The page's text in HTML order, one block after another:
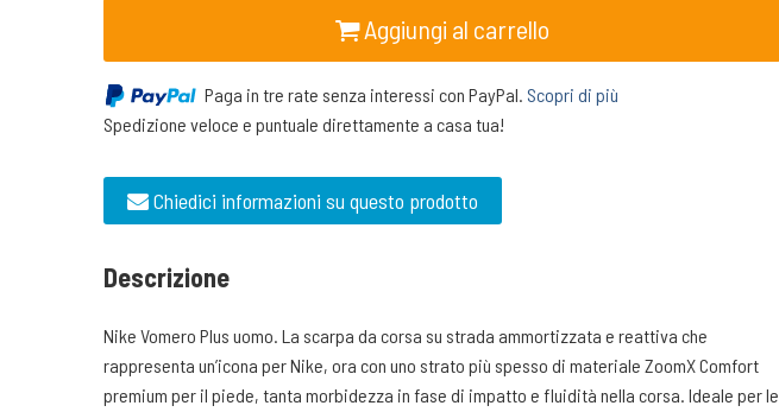
Aggiungi al carrello
Paga in tre rate senza interessi con PayPal. Scopri di più
Spedizione veloce e puntuale direttamente a casa tua!
Chiedici informazioni su questo prodotto
Descrizione
Nike Vomero Plus uomo. La scarpa da corsa su strada ammortizzata e reattiva che
rappresenta un’icona per Nike, ora con uno strato più spesso di materiale ZoomX Comfort
premium per il piede, tanta morbidezza in fase di impatto e fluidità nella corsa. Ideale per le